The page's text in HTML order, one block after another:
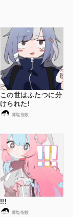
この世はふたつに分
けられた!
薄塩指数
!!!
薄塩指数